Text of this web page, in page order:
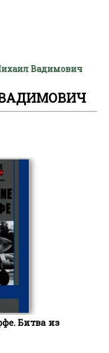
Вадимович
Битва из